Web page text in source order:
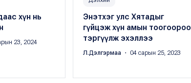
хүн нь
23, 2024
Энэтхэг улс Хятадыг
гүйцэж хүн амын тоогоороо
тэргүүлж эхэллээ
Л.Дэлгэрмаа ・ 04 сарын 25, 2023